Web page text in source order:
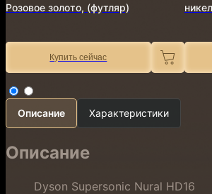
Розовое золото, (футляр)
Купить сейчас
Описание Характеристики
Описание
Dyson Supersonic Nural HD16